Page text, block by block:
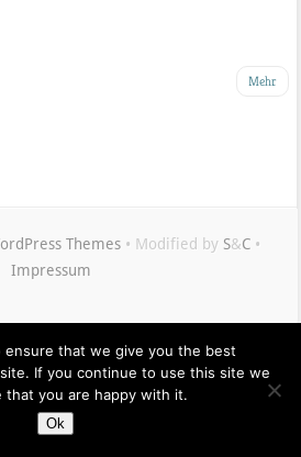
Mehr
Themes• Modified by S&C•
Impressum
ensure that we give you the best
If you continue to use this site we
that you are happy with it.
Ok